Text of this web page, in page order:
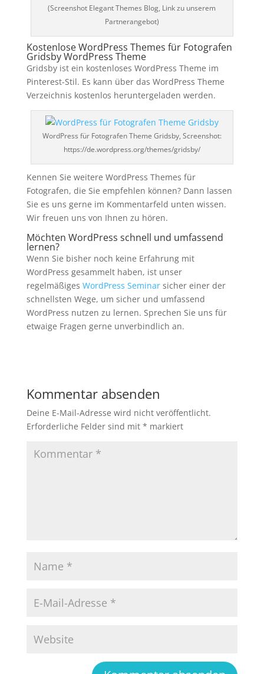
(Screenshot Elegant Themes Blog, Link zu unserem
Partnerangebot)
Kostenlose WordPress Themes für Fotografen
Gridsby WordPress Theme
Gridsby ist ein kostenloses WordPress Theme im
Pinterest-Stil. Es kann über das WordPress Theme
Verzeichnis kostenlos heruntergeladen werden.
WordPress für Fotografen Theme Gridsby, Screenshot:
https://de.wordpress.org/themes/gridsby/
Kennen Sie weitere WordPress Themes für
Fotografen, die Sie empfehlen können? Dann lassen
Sie es uns gerne im Kommentarfeld unten wissen.
Wir freuen uns von Ihnen zu hören.
Möchten WordPress schnell und umfassend
lernen?
Wenn Sie bisher noch keine Erfahrung mit
WordPress gesammelt haben, ist unser
regelmäßiges WordPress Seminarsicher einer der
schnellsten Wege, um sicher und umfassend
WordPress nutzen zu lernen. Sprechen Sie uns für
etwaige Fragen gerne unverbindlich an.
Kommentar absenden
Deine E-Mail-Adresse wird nicht veröffentlicht.
Erforderliche Felder sind mit * markiert